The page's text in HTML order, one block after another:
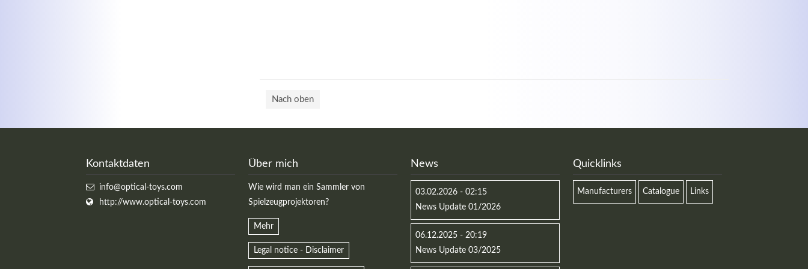
Nach oben
Kontaktdaten
info@optical-toys.com
http://www.optical-toys.com
Über mich
Wie wird man ein Sammler von
Spielzeugprojektoren?
Mehr
Legal notice - Disclaimer
News
03.02.2026 - 02:15
News Update 01/2026
06.12.2025 - 20:19
News Update 03/2025
Quicklinks
Manufacturers Catalogue Links